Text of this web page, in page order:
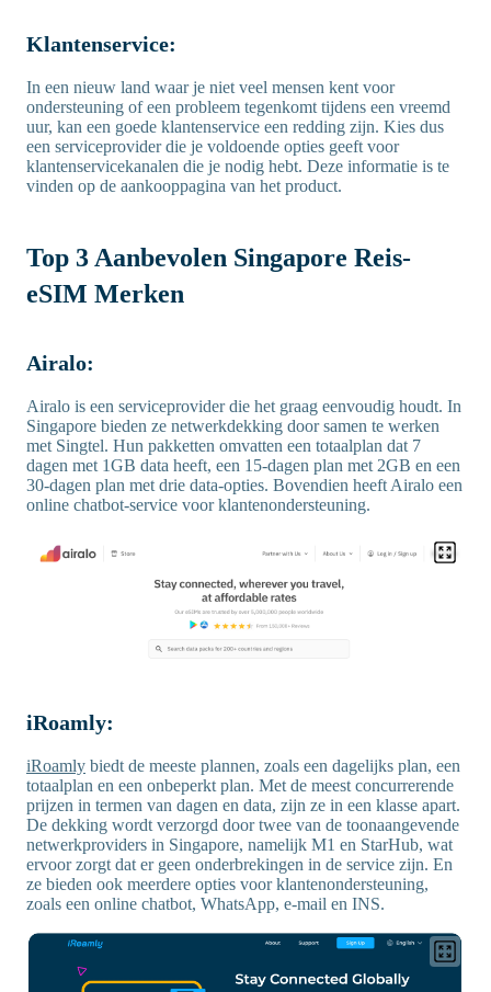
Klantenservice:
In een nieuw land waar je niet veel mensen kent voor
ondersteuning of een probleem tegenkomt tijdens een vreemd
uur, kan een goede klantenservice een redding zijn. Kies dus
een serviceprovider die je voldoende opties geeft voor
klantenservicekanalen die je nodig hebt. Deze informatie is te
vinden op de aankooppagina van het product.
Top 3 Aanbevolen Singapore Reis-
eSIM Merken
Airalo:
Airalo is een serviceprovider die het graag eenvoudig houdt. In
Singapore bieden ze netwerkdekking door samen te werken
met Singtel. Hun pakketten omvatten een totaalplan dat 7
dagen met 1GB data heeft, een 15-dagen plan met 2GB en een
30-dagen plan met drie data-opties. Bovendien heeft Airalo een
online chatbot-service voor klantenondersteuning.
iRoamly:
iRoamly biedt de meeste plannen, zoals een dagelijks plan, een
totaalplan en een onbeperkt plan. Met de meest concurrerende
prijzen in termen van dagen en data, zijn ze in een klasse apart.
De dekking wordt verzorgd door twee van de toonaangevende
netwerkproviders in Singapore, namelijk M1 en StarHub, wat
ervoor zorgt dat er geen onderbrekingen in de service zijn. En
ze bieden ook meerdere opties voor klantenondersteuning,
zoals een online chatbot, WhatsApp, e-mail en INS.